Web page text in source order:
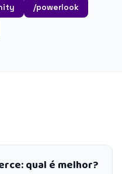
/powerlook
qual é melhor?